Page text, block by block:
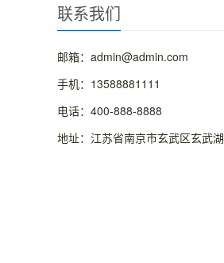
联系我们
邮箱：admin@admin.com
手机：13588881111
电话：400-888-8888
地址：江苏省南京市玄武区玄武湖